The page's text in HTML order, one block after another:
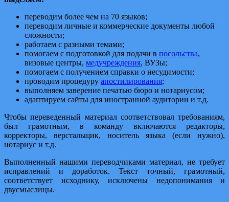
переводим более чем на 70 языков;
переводим личные и коммерческие документы любой
сложности;
работаем с разными темами;
помогаем с подготовкой для подачи в посольства,
визовые центры, медучреждения, ВУЗы;
помогаем с получением справки о несудимости;
проводим процедуру апостилирования;
выполняем заверение печатью бюро и нотариусом;
адаптируем сайты для иностранной аудитории и т.д.
Чтобы переведенный материал соответствовал требованиям,
был грамотным, в команду включаются редакторы,
корректоры, верстальщик, носитель языка (если нужно),
нотариус и т.д.
Выполненный нашими переводчиками материал, не требует
исправлений и доработок. Текст точный, грамотный,
соответствует исходнику, исключены недопонимания и
двусмыслицы.